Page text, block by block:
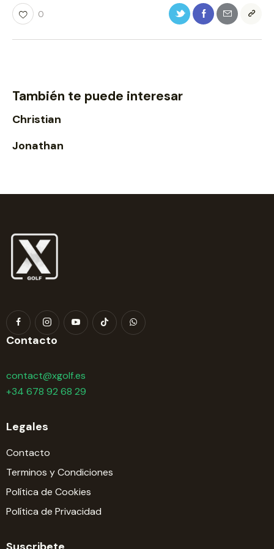
0
También te puede interesar
Christian
Jonathan
Contacto
contact@xgolf.es
+34 678 92 68 29
Legales
Contacto
Terminos y Condiciones
Política de Cookies
Política de Privacidad